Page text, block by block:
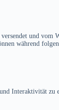
und vom
während
Interaktivität zu